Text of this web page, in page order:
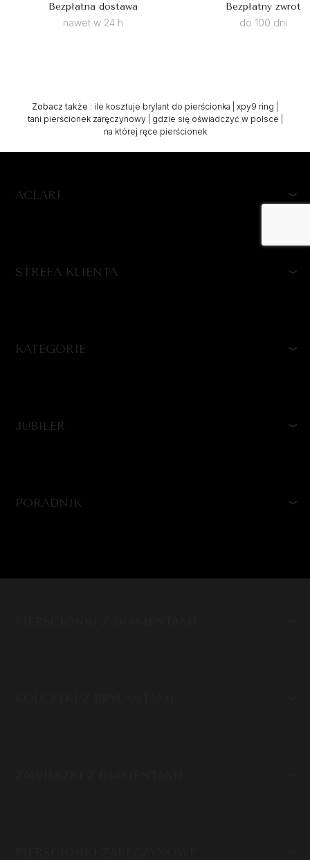
Bezpłatna dostawa
nawet w 24 h
Bezpłatny zwrot
do 100 dni
Zobacz także : ile kosztuje brylant do pierścionka xpy9 ring
tani pierścionek zaręczynowy| gdzie się oświadczyć w polsce
na której ręce pierścionek
ACLARI
STREFA KLIENTA
KATEGORIE
JUBILER
PORADNIK